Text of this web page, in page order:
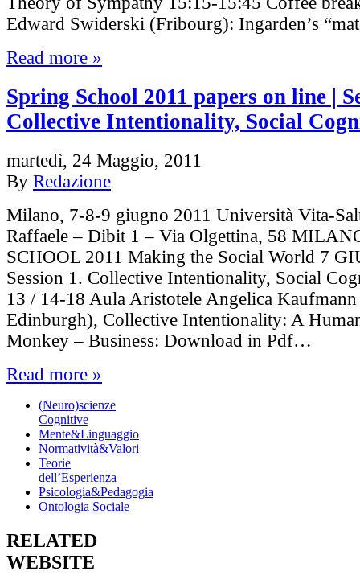
Edward Swiderski (Fribourg): Ingarden’s
Read more »
Spring School 2011 papers on line |
Collective Intentionality, Social
martedì, 24 Maggio, 2011
By Redazione
Milano, 7-8-9 giugno 2011 Università Vita-
Raffaele – Dibit 1 – Via Olgettina, 58
SCHOOL 2011 Making the Social World 7
Session 1. Collective Intentionality, Social
13 / 14-18 Aula Aristotele Angelica
Edinburgh), Collective Intentionality: A
Monkey – Business: Download in Pdf…
Read more »
(Neuro)scienze
Cognitive
Mente&Linguaggio
Normatività&Valori
Teorie
dell’Esperienza
Psicologia&Pedagogia
Ontologia Sociale
RELATED
WEBSITE